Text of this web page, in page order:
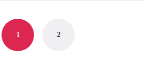
1 2